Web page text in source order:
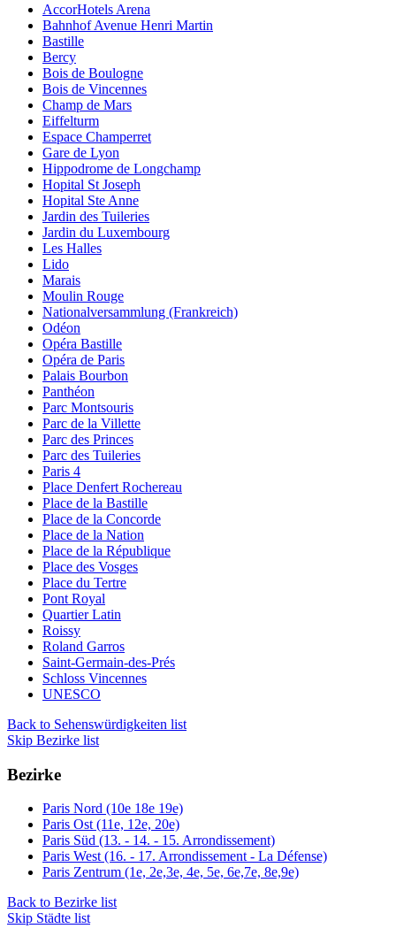
AccorHotels Arena
Bahnhof Avenue Henri Martin
Bastille
Bercy
Bois de Boulogne
Bois de Vincennes
Champ de Mars
Eiffelturm
Espace Champerret
Gare de Lyon
Hippodrome de Longchamp
Hopital St Joseph
Hopital Ste Anne
Jardin des Tuileries
Jardin du Luxembourg
Les Halles
Lido
Marais
Moulin Rouge
Nationalversammlung (Frankreich)
Odéon
Opéra Bastille
Opéra de Paris
Palais Bourbon
Panthéon
Parc Montsouris
Parc de la Villette
Parc des Princes
Parc des Tuileries
Paris 4
Place Denfert Rochereau
Place de la Bastille
Place de la Concorde
Place de la Nation
Place de la République
Place des Vosges
Place du Tertre
Pont Royal
Quartier Latin
Roissy
Roland Garros
Saint-Germain-des-Prés
Schloss Vincennes
UNESCO
Back to Sehenswürdigkeiten list
Skip Bezirke list
Bezirke
Paris Nord (10e 18e 19e)
Paris Ost (11e, 12e, 20e)
Paris Süd (13. - 14. - 15. Arrondissement)
Paris West (16. - 17. Arrondissement - La Défense)
Paris Zentrum (1e, 2e,3e, 4e, 5e, 6e,7e, 8e,9e)
Back to Bezirke list
Skip Städte list